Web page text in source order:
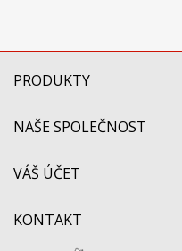
PRODUKTY
NAŠE SPOLEČNOST
VÁŠ ÚČET
KONTAKT